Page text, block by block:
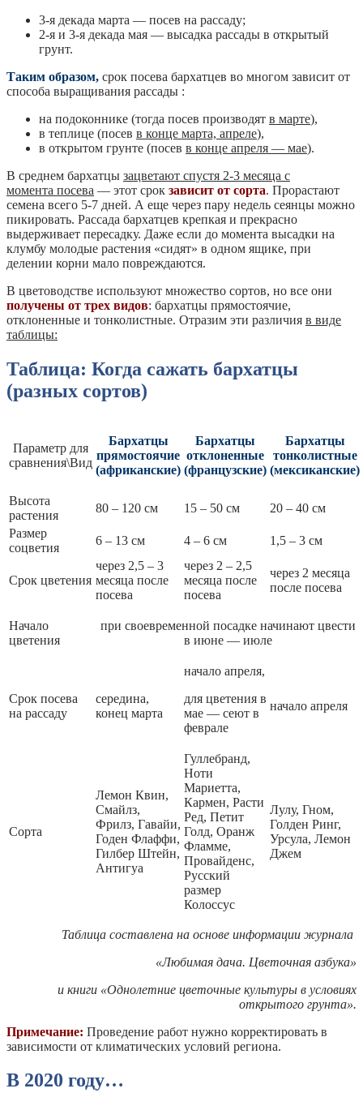
3-я декада марта — посев на рассаду;
2-я и 3-я декада мая — высадка рассады в открытый
грунт.
Таким образом, срок посева бархатцев во многом зависит от
способа выращивания рассады :
на подоконнике (тогда посев производят в марте),
в теплице (посев в конце марта, апреле),
в открытом грунте (посев в конце апреля — мае).
В среднем бархатцы зацветают спустя 2-3 месяца с
момента посева — этот срок зависит от сорта. Прорастают
семена всего 5-7 дней. А еще через пару недель сеянцы можно
пикировать. Рассада бархатцев крепкая и прекрасно
выдерживает пересадку. Даже если до момента высадки на
клумбу молодые растения «сидят» в одном ящике, при
делении корни мало повреждаются.
В цветоводстве используют множество сортов, но все они
получены от трех видов: бархатцы прямостоячие,
отклоненные и тонколистные. Отразим эти различия в виде
таблицы:
Таблица: Когда сажать бархатцы
(разных сортов)
Параметр для
сравнения\Вид
Бархатцы
прямостоячие
(африканские)
Бархатцы
отклоненные
(французские)
Бархатцы
тонколистные
(мексиканские)
Высота
растения
80 – 120 см 15 – 50 см
20 – 40 см
Размер
соцветия
6 – 13 см 4 – 6 см 1,5 – 3 см
Срок цветения
через 2,5 – 3
месяца после
посева
через 2 – 2,5
месяца после
посева
через 2 месяца
после посева
Начало
цветения
при своевременной посадке начинают цвести
в июне — июле
Срок посева
на рассаду
середина,
конец марта
начало апреля,
для цветения в
мае — сеют в
феврале
начало апреля
Сорта
Лемон Квин,
Смайлз,
Фрилз, Гавайи,
Годен Флаффи,
Гилбер Штейн,
Антигуа
Гуллебранд,
Ноти
Мариетта,
Кармен, Расти
Ред, Петит
Голд, Оранж
Фламме,
Провайденс,
Русский
размер
Колоссус
Лулу, Гном,
Голден Ринг,
Урсула, Лемон
Джем
Таблица составлена на основе информации журнала
«Любимая дача. Цветочная азбука»
и книги «Однолетние цветочные культуры в условиях
открытого грунта».
Примечание: Проведение работ нужно корректировать в
зависимости от климатических условий региона.
В 2020 году…